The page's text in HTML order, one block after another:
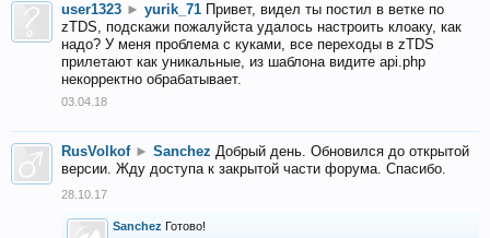
user1323 ► yurik_71 Привет, видел ты постил в ветке по
zTDS, подскажи пожалуйста удалось настроить клоаку, как
надо? У меня проблема с куками, все переходы в zTDS
прилетают как уникальные, из шаблона видите api.php
некорректно обрабатывает.
03.04.18
RusVolkof ► Sanchez Добрый день. Обновился до открытой
версии. Жду доступа к закрытой части форума. Спасибо.
28.10.17
Sanchez Готово!